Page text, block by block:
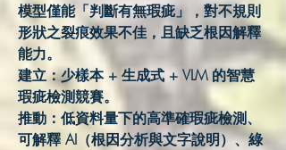
模型僅能「判斷有無瑕疵」，對不規則
形狀之裂痕效果不佳，且缺乏根因解釋
能力。
建立：少樣本 + 生成式 + VLM 的智慧
瑕疵檢測競賽。
推動：低資料量下的高準確瑕疵檢測、
可解釋 AI（根因分析與文字說明）、綠